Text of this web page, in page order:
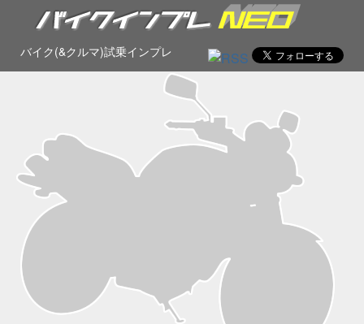
バイク(&クルマ)試乗インプレ